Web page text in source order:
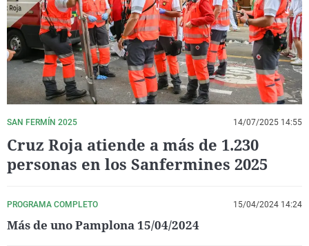
La rosa de los vientos
Gente viajera
Como el perro y el
Caso
Retornados
Equipo de
Operación Viuda
Extremadura
Galicia
La Rioja
Navarra
País Vasco
Virales
Televisión
Elecciones
SAN FERMÍN 2025 14/07/2025 14:55
Cruz Roja atiende a más de 1.230
personas en los Sanfermines 2025
PROGRAMA COMPLETO 15/04/2024 14:24
Más de uno Pamplona 15/04/2024